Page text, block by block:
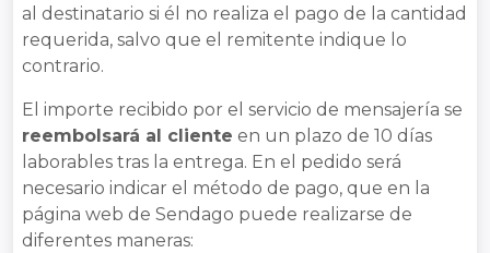
al destinatario si él no realiza el pago de la cantidad
requerida, salvo que el remitente indique lo
contrario.
El importe recibido por el servicio de mensajería se
reembolsará al cliente en un plazo de 10 días
laborables tras la entrega. En el pedido será
necesario indicar el método de pago, que en la
página web de Sendago puede realizarse de
diferentes maneras: